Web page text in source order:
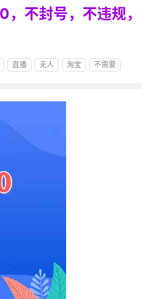
不封号，不违规，
直播 无人 淘宝 不需要